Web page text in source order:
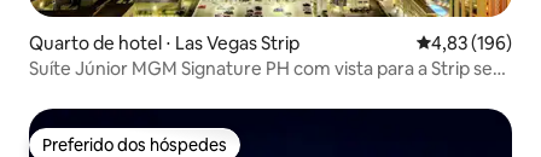
Quarto de hotel ⋅ Las Vegas Strip 4,83 de uma
4,83 (196)
Suíte Júnior MGM Signature PH com vista para a Strip sem
Preferido dos hóspedes